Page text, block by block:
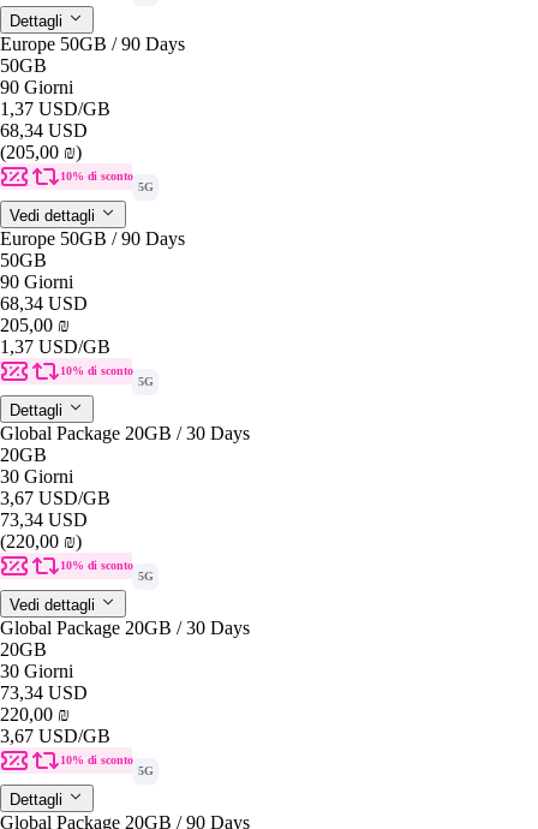
Dettagli
Europe 50GB / 90 Days
50GB
90 Giorni
1,37 USD/GB
68,34 USD
(205,00 ₪)
10% di sconto
5G
Vedi dettagli
Europe 50GB / 90 Days
50GB
90 Giorni
68,34 USD
205,00 ₪
1,37 USD/GB
10% di sconto
5G
Dettagli
Global Package 20GB / 30 Days
20GB
30 Giorni
3,67 USD/GB
73,34 USD
(220,00 ₪)
10% di sconto
5G
Vedi dettagli
Global Package 20GB / 30 Days
20GB
30 Giorni
73,34 USD
220,00 ₪
3,67 USD/GB
10% di sconto
5G
Dettagli
Global Package 20GB / 90 Days